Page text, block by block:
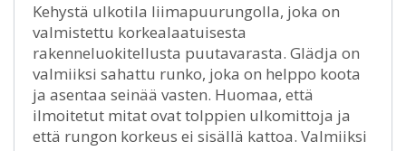
Kehystä ulkotila liimapuurungolla, joka on
valmistettu korkealaatuisesta
rakenneluokitellusta puutavarasta. Glädja on
valmiiksi sahattu runko, joka on helppo koota
ja asentaa seinää vasten. Huomaa, että
ilmoitetut mitat ovat tolppien ulkomittoja ja
että rungon korkeus ei sisällä kattoa. Valmiiksi